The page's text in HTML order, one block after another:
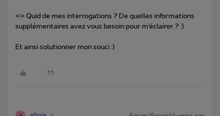
=> Quid de mes interrogations ? De quelles informations
supplémentaires avez vous besoin pour m’éclairer ? :)
Et ainsi solutionner mon souci :)